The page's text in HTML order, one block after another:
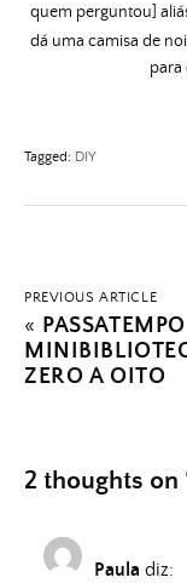
quem perguntou]
dá uma camisa de
para
Tagged: DIY
PREVIOUS ARTICLE
« PASSATEMPO
ZERO A OITO
2 thoughts on
Paula diz: